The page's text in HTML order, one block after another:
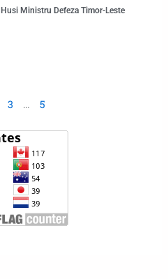
Husi Ministru Defeza Timor-Leste
3 … 5